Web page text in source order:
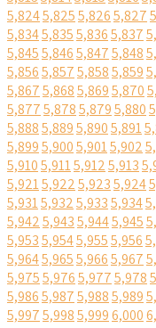
5,8245,8255,8265,827
5,8345,8355,8365,837
5,8455,8465,8475,848
5,8565,8575,8585,859
5,8675,8685,8695,870
5,8775,8785,8795,880
5,8885,8895,8905,891
5,8995,9005,9015,902
5,9105,9115,9125,913
5,9215,9225,9235,924
5,9315,9325,9335,934
5,9425,9435,9445,945
5,9535,9545,9555,956
5,9645,9655,9665,967
5,9755,9765,9775,978
5,9865,9875,9885,989
5,9975,9985,9996,000